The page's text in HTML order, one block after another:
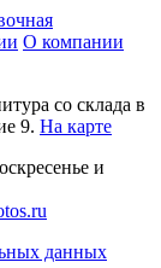
О компании
со склада в
9. На карте
и
данных